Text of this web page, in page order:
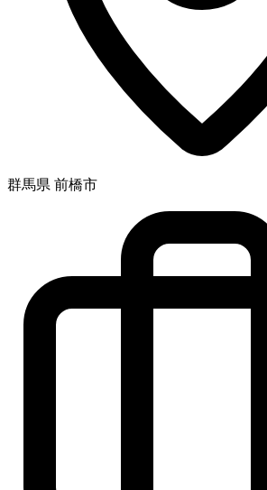
群馬県 前橋市